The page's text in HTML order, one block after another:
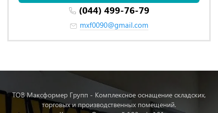
(044) 499-76-79
mxf0090@gmail.com
ТОВ Максформер Групп - Комплексное оснащение складских,
торговых и производственных помещений.